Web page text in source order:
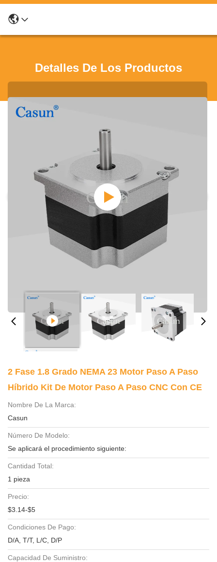
Detalles De Los Productos
2 Fase 1.8 Grado NEMA 23 Motor Paso A Paso
Híbrido Kit De Motor Paso A Paso CNC Con CE
Nombre De La Marca:
Casun
Número De Modelo:
Se aplicará el procedimiento siguiente:
Cantidad Total:
1 pieza
Precio:
$3.14-$5
Condiciones De Pago:
D/A, T/T, L/C, D/P
Capacidad De Suministro: